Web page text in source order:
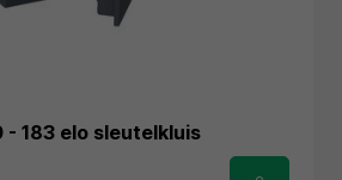
- 183 elo sleutelkluis